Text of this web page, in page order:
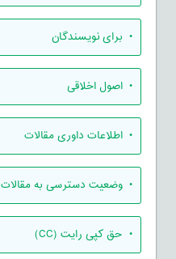
• برای نویسندگان
• اصول اخلاقی
• اطلاعات داوری مقالات
• وضعیت دسترسی به مقالات
• حق کپی رایت (CC)